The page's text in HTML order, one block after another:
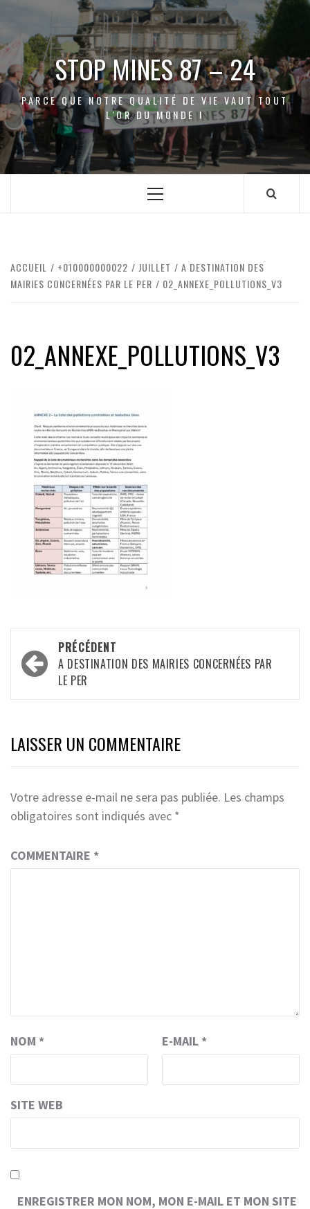
contenu
STOP MINES 87 – 24
PARCE QUE NOTRE QUALITÉ DE VIE VAUT TOUT
L'OR DU MONDE !
Menu
ACCUEIL +010000000022 JUILLET
A DESTINATION DES
MAIRIES CONCERNÉES PAR LE PER
02_ANNEXE_POLLUTIONS_V3
02_ANNEXE_POLLUTIONS_V3
Navigation
d’article
PRÉCÉDENT
A DESTINATION DES MAIRIES CONCERNÉES PAR
LE PER
LAISSER UN COMMENTAIRE
Votre adresse e-mail ne sera pas publiée. Les champs
obligatoires sont indiqués avec *
COMMENTAIRE *
NOM * E-MAIL *
SITE WEB
ENREGISTRER MON NOM, MON E-MAIL ET MON SITE